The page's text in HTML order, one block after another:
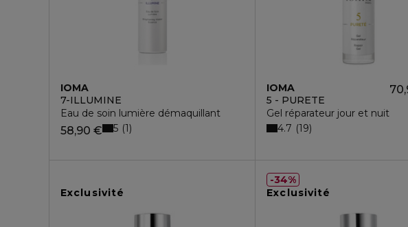
IOMA
7-ILLUMINE
Eau de soin lumière démaquillant
58,90 € 5 1
IOMA
5 - PURETE
Gel réparateur jour et nuit
4.7 19
Exclusivité Exclusivité
34%